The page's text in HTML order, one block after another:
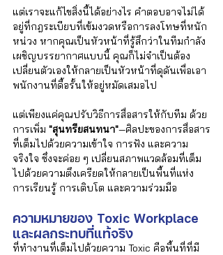
แต่เราจะแก้ไขสิ่งนี้ได้อย่างไร คำตอบอาจไม่ได้
อยู่ที่กฎระเบียบที่เข้มงวดหรือการลงโทษที่หนัก
หน่วง หากคุณเป็นหัวหน้าที่รู้สึกว่าในทีมกำลัง
เผชิญบรรยากาศแบบนี้ คุณก็ไม่จำเป็นต้อง
เปลี่ยนตัวเองให้กลายเป็นหัวหน้าที่ดุดันเพื่อเอา
พนักงานที่ดื้อรั้นให้อยู่หมัดเสมอไป
แต่เพียงแค่คุณปรับวิธีการสื่อสารให้กับทีม ด้วย
การเพิ่ม "สุนทรียสนทนา"—ศิลปะของการสื่อสาร
ที่เต็มไปด้วยความเข้าใจ การฟัง และความ
จริงใจ ซึ่งจะค่อย ๆ เปลี่ยนสภาพแวดล้อมที่เต็ม
ไปด้วยความตึงเครียดให้กลายเป็นพื้นที่แห่ง
การเรียนรู้ การเติบโต และความร่วมมือ
ความหมายของ Toxic Workplace
และผลกระทบที่แท้จริง
ที่ทำงานที่เต็มไปด้วยความ Toxic คือพื้นที่ที่มี